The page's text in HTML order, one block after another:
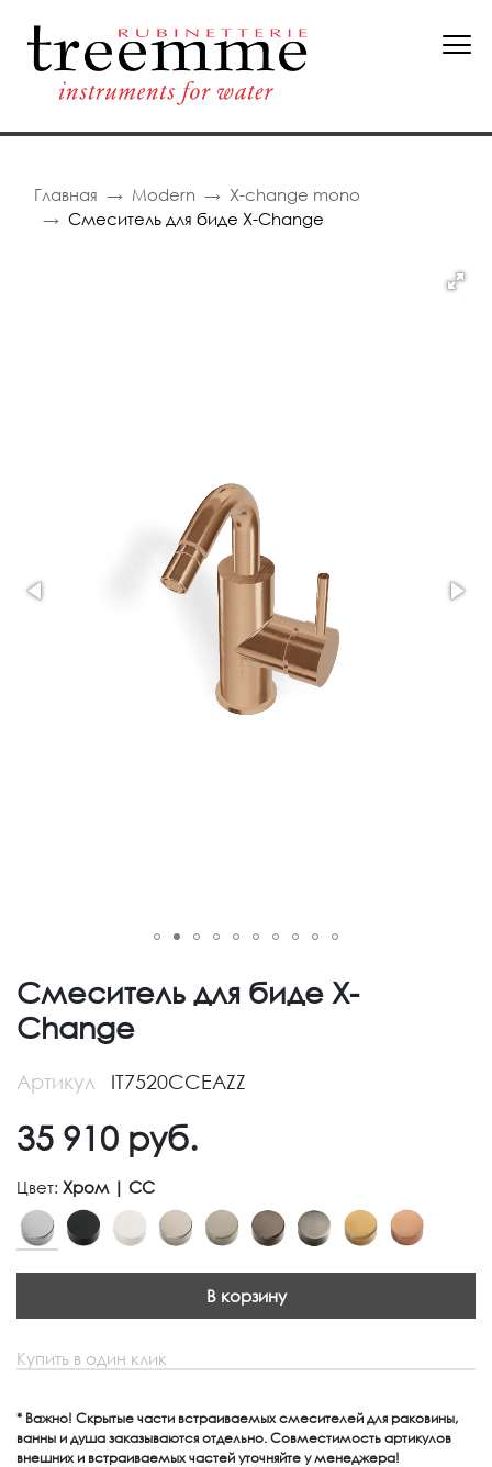
Главная Modern
X-change mono
Смеситель для биде X-Change
Смеситель для биде X-
Change
Артикул IT7520CCEAZZ
35 910 руб.
Цвет: Хром | CC
В корзину
Купить в один клик
* Важно! Скрытые части встраиваемых смесителей для раковины,
ванны и душа заказываются отдельно. Совместимость артикулов
внешних и встраиваемых частей уточняйте у менеджера!